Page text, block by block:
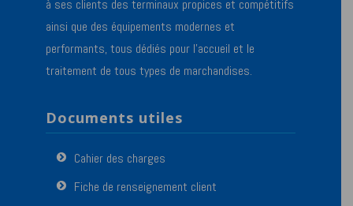
à ses clients des terminaux propices et compétitifs
ainsi que des équipements modernes et
performants, tous dédiés pour l’accueil et le
traitement de tous types de marchandises.
Documents utiles
Cahier des charges
Fiche de renseignement client